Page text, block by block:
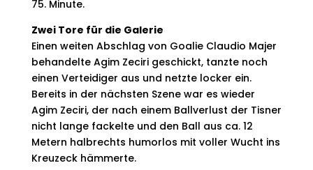
75. Minute.
Zwei Tore für die Galerie
Einen weiten Abschlag von Goalie Claudio Majer
behandelte Agim Zeciri geschickt, tanzte noch
einen Verteidiger aus und netzte locker ein.
Bereits in der nächsten Szene war es wieder
Agim Zeciri, der nach einem Ballverlust der Tisner
nicht lange fackelte und den Ball aus ca. 12
Metern halbrechts humorlos mit voller Wucht ins
Kreuzeck hämmerte.